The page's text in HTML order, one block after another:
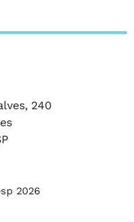
240
2026